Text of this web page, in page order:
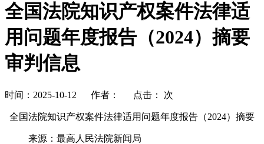
全国法院知识产权案件法律适
用问题年度报告（2024）摘要
审判信息
时间：2025-10-12 作者： 点击： 次
全国法院知识产权案件法律适用问题年度报告（2024）摘要
来源：最高人民法院新闻局